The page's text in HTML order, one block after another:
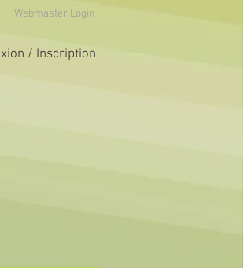
Webmaster Login
/ Inscription